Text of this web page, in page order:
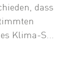
dass
Klima-S...